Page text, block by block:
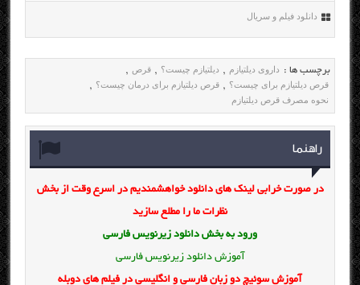
دانلود فیلم و سریال
برچسب ها : داروی دیلتیازم , دیلتیازم چیست؟ , قرص ,
قرص دیلتیازم برای چیست؟ , قرص دیلتیازم برای درمان چیست؟ ,
نحوه مصرف قرص دیلتیازم
راهنما
در صورت خرابی لینک های دانلود خواهشمندیم در اسرع وقت از بخش
نظرات ما را مطلع سازید
ورود به بخش دانلود زیرنویس فارسی
آموزش دانلود زیرنویس فارسی
آموزش سوئیچ دو زبان فارسی و انگلیسی در فیلم های دوبله